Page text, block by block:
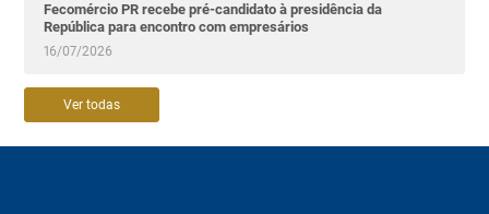
Fecomércio PR recebe pré-candidato à presidência da
República para encontro com empresários
16/07/2026
Ver todas